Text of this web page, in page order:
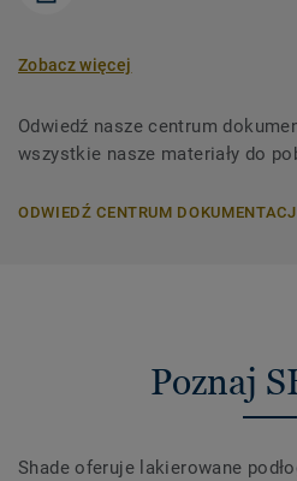
Zobacz więcej
Odwiedź nasze centrum
wszystkie nasze materiały do
ODWIEDŹ CENTRUM
Poznaj
Shade oferuje lakierowane